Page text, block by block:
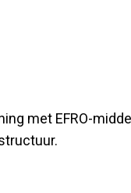
met EFRO-